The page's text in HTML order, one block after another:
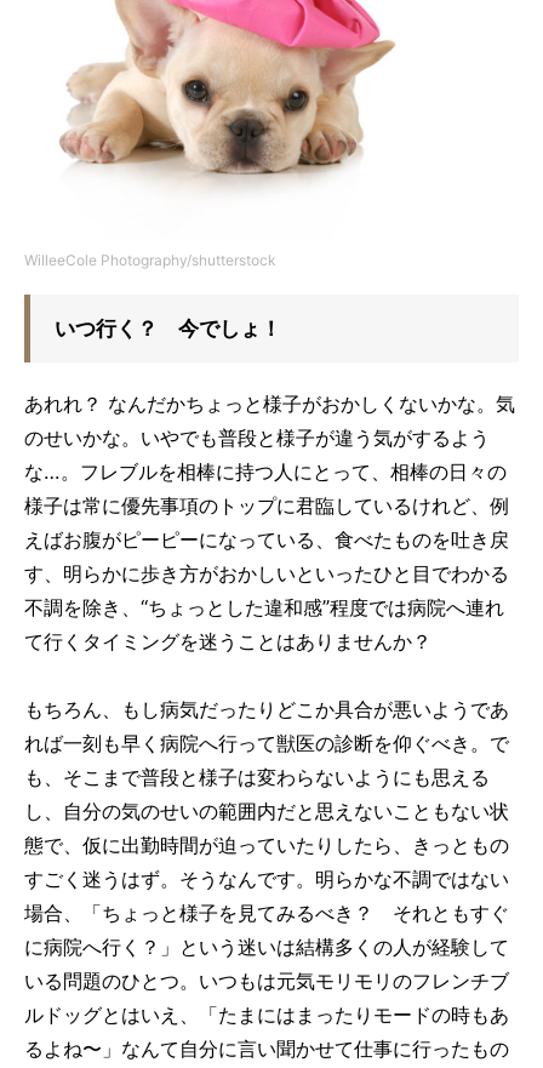
WilleeCole Photography/shutterstock
いつ行く？ 今でしょ！
あれれ？ なんだかちょっと様子がおかしくないかな。気
のせいかな。いやでも普段と様子が違う気がするよう
な…。フレブルを相棒に持つ人にとって、相棒の日々の
様子は常に優先事項のトップに君臨しているけれど、例
えばお腹がピーピーになっている、食べたものを吐き戻
す、明らかに歩き方がおかしいといったひと目でわかる
不調を除き、“ちょっとした違和感”程度では病院へ連れ
て行くタイミングを迷うことはありませんか？
もちろん、もし病気だったりどこか具合が悪いようであ
れば一刻も早く病院へ行って獣医の診断を仰ぐべき。で
も、そこまで普段と様子は変わらないようにも思える
し、自分の気のせいの範囲内だと思えないこともない状
態で、仮に出勤時間が迫っていたりしたら、きっともの
すごく迷うはず。そうなんです。明らかな不調ではない
場合、「ちょっと様子を見てみるべき？ それともすぐ
に病院へ行く？」という迷いは結構多くの人が経験して
いる問題のひとつ。いつもは元気モリモリのフレンチブ
ルドッグとはいえ、「たまにはまったりモードの時もあ
るよね〜」なんて自分に言い聞かせて仕事に行ったもの